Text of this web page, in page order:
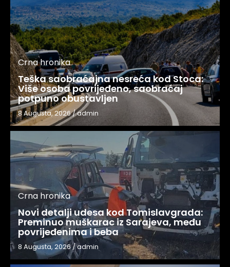
Crna hronika
Teška saobraćajna nesreća kod Stoca:
Više osoba povrijeđeno, saobraćaj
potpuno obustavljen
8 Augusta, 2026/admin
Crna hronika
Novi detalji udesa kod Tomislavgrada:
Preminuo muškarac iz Sarajeva, među
povrijeđenima i beba
8 Augusta, 2026/admin